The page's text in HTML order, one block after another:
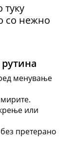
со нежно
менување
или
претерано